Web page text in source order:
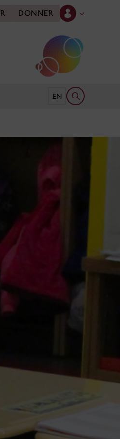
DONNER
EN Ouvrir le